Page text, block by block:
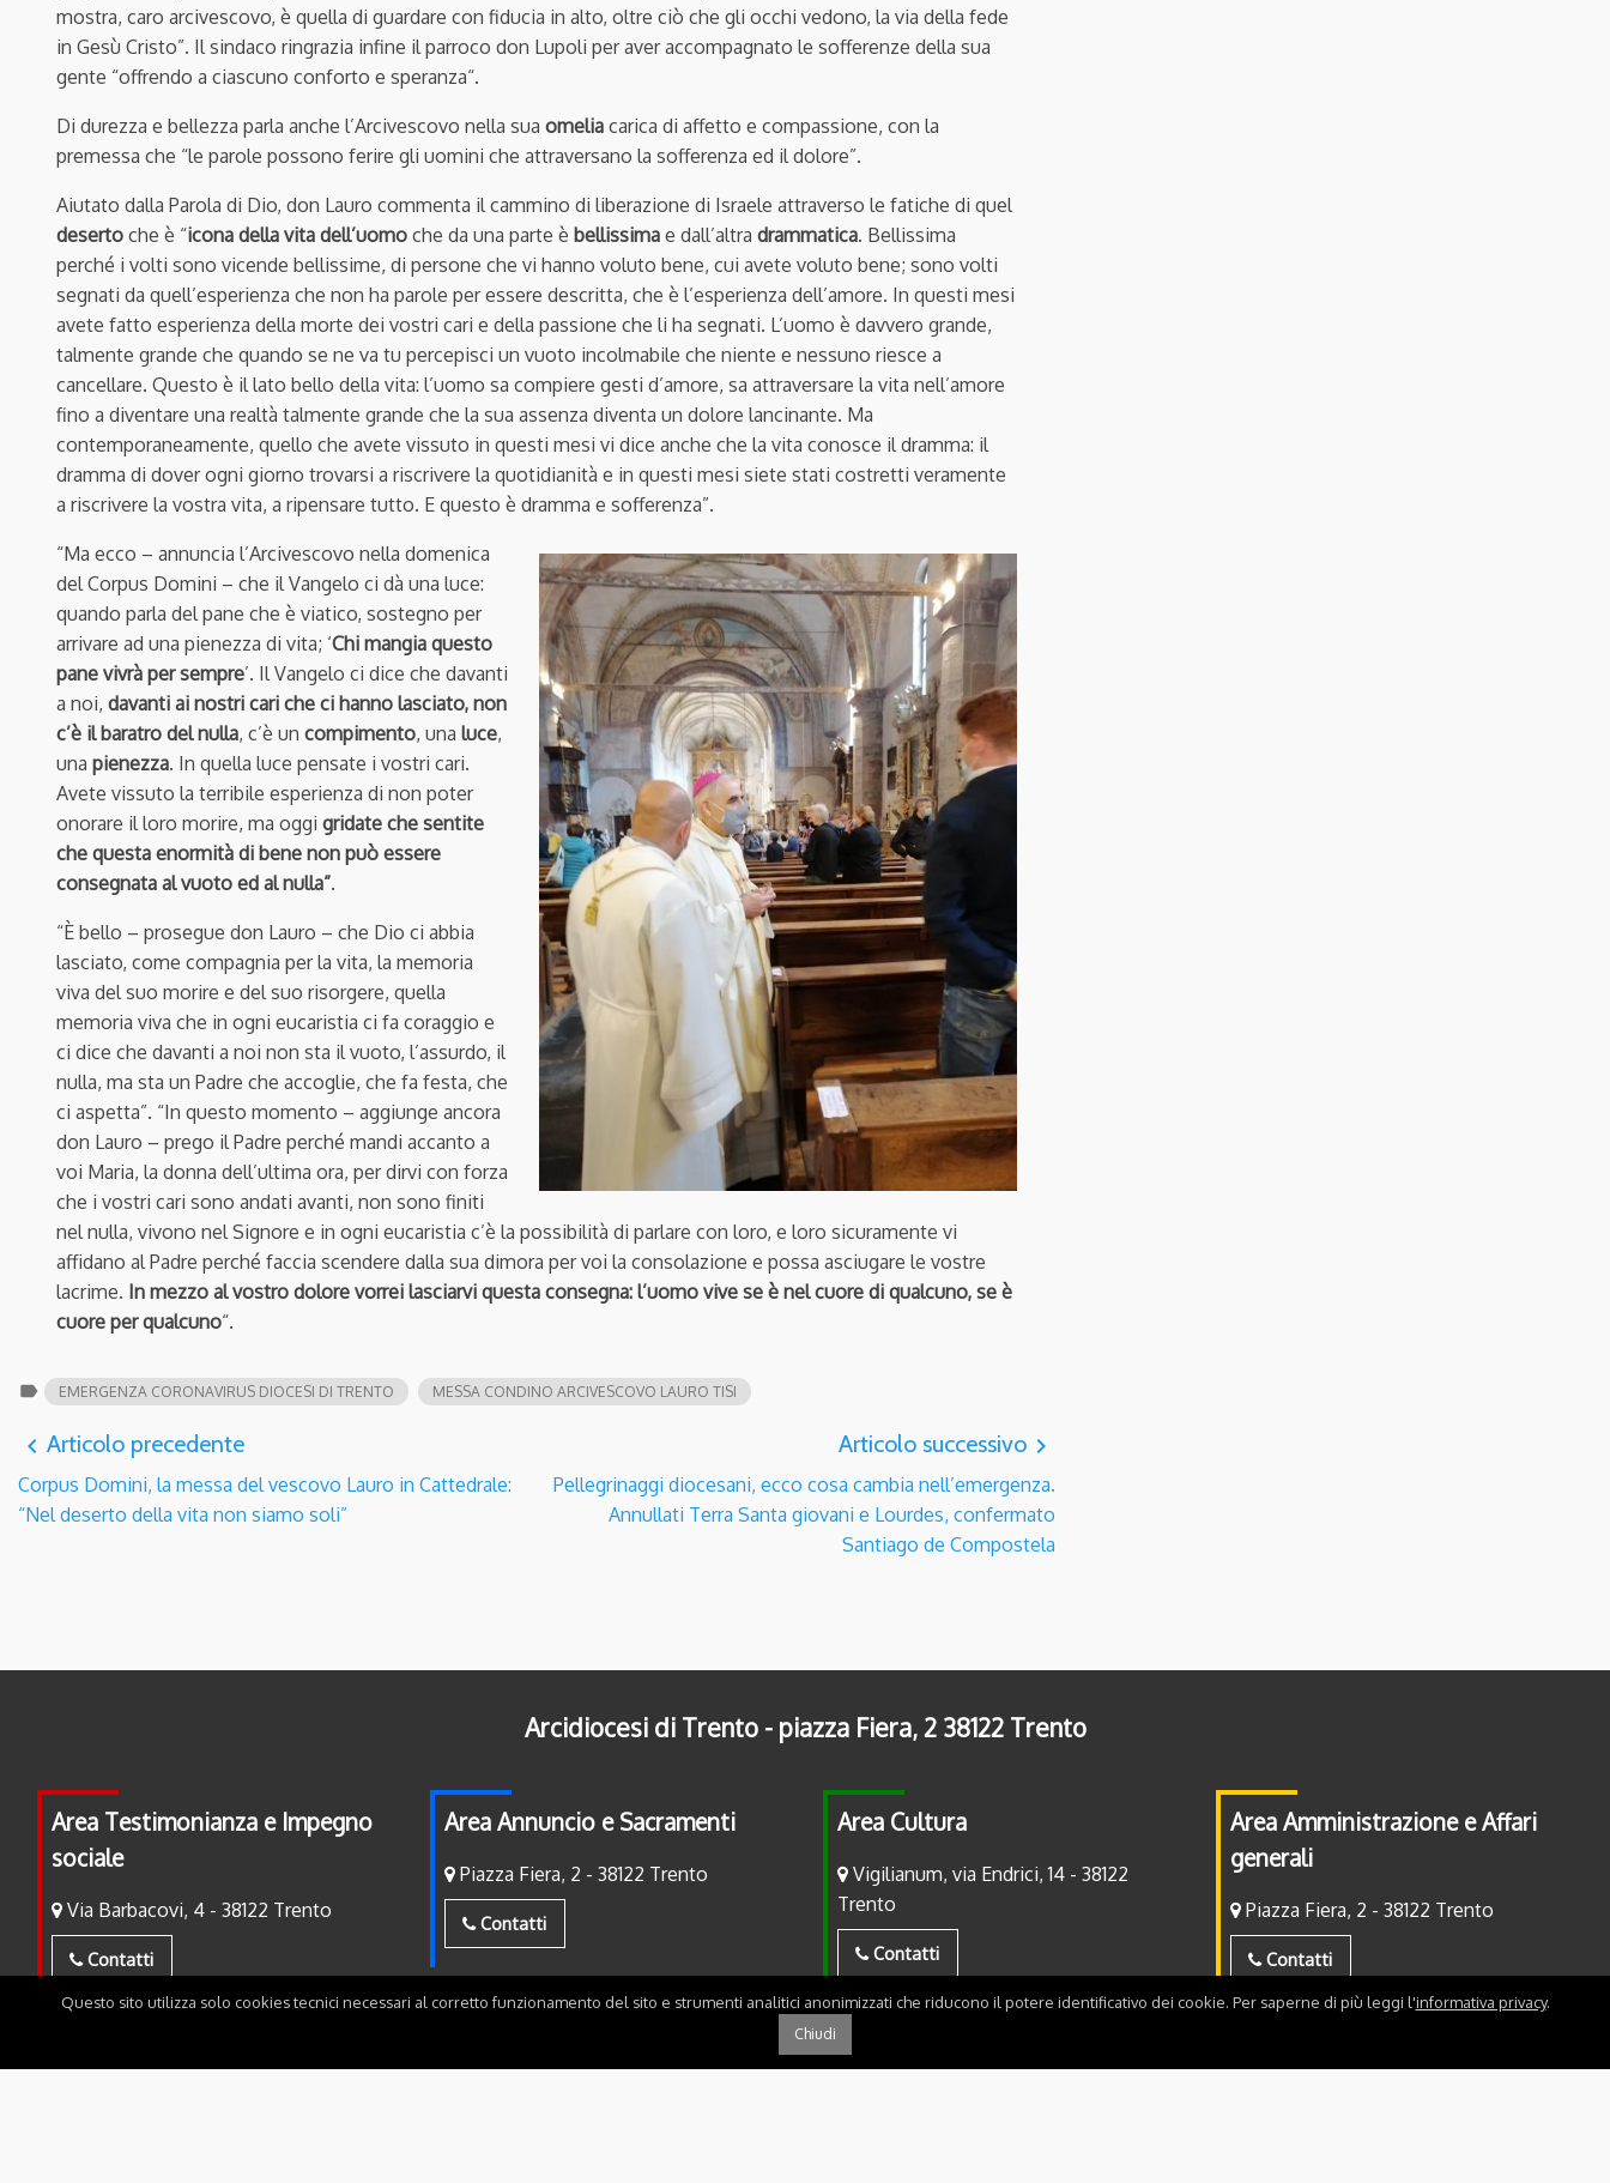
mostra, caro arcivescovo, è quella di guardare con fiducia in alto, oltre ciò che gli occhi vedono, la via della fede
in Gesù Cristo”. Il sindaco ringrazia infine il parroco don Lupoli per aver accompagnato le sofferenze della sua
gente “offrendo a ciascuno conforto e speranza“.
Di durezza e bellezza parla anche l’Arcivescovo nella sua omelia carica di affetto e compassione, con la
premessa che “le parole possono ferire gli uomini che attraversano la sofferenza ed il dolore”.
Aiutato dalla Parola di Dio, don Lauro commenta il cammino di liberazione di Israele attraverso le fatiche di quel
deserto che è “icona della vita dell’uomo che da una parte è bellissima e dall’altra drammatica. Bellissima
perché i volti sono vicende bellissime, di persone che vi hanno voluto bene, cui avete voluto bene; sono volti
segnati da quell’esperienza che non ha parole per essere descritta, che è l’esperienza dell’amore. In questi mesi
avete fatto esperienza della morte dei vostri cari e della passione che li ha segnati. L’uomo è davvero grande,
talmente grande che quando se ne va tu percepisci un vuoto incolmabile che niente e nessuno riesce a
cancellare. Questo è il lato bello della vita: l’uomo sa compiere gesti d’amore, sa attraversare la vita nell’amore
fino a diventare una realtà talmente grande che la sua assenza diventa un dolore lancinante. Ma
contemporaneamente, quello che avete vissuto in questi mesi vi dice anche che la vita conosce il dramma: il
dramma di dover ogni giorno trovarsi a riscrivere la quotidianità e in questi mesi siete stati costretti veramente
a riscrivere la vostra vita, a ripensare tutto. E questo è dramma e sofferenza”.
“Ma ecco – annuncia l’Arcivescovo nella domenica
del Corpus Domini – che il Vangelo ci dà una luce:
quando parla del pane che è viatico, sostegno per
arrivare ad una pienezza di vita; ‘Chi mangia questo
pane vivrà per sempre’. Il Vangelo ci dice che davanti
a noi, davanti ai nostri cari che ci hanno lasciato, non
c’è il baratro del nulla, c’è un compimento, una luce,
una pienezza. In quella luce pensate i vostri cari.
Avete vissuto la terribile esperienza di non poter
onorare il loro morire, ma oggi gridate che sentite
che questa enormità di bene non può essere
consegnata al vuoto ed al nulla”.
“È bello – prosegue don Lauro – che Dio ci abbia
lasciato, come compagnia per la vita, la memoria
viva del suo morire e del suo risorgere, quella
memoria viva che in ogni eucaristia ci fa coraggio e
ci dice che davanti a noi non sta il vuoto, l’assurdo, il
nulla, ma sta un Padre che accoglie, che fa festa, che
ci aspetta”. “In questo momento – aggiunge ancora
don Lauro – prego il Padre perché mandi accanto a
voi Maria, la donna dell’ultima ora, per dirvi con forza
che i vostri cari sono andati avanti, non sono finiti
nel nulla, vivono nel Signore e in ogni eucaristia c’è la possibilità di parlare con loro, e loro sicuramente vi
affidano al Padre perché faccia scendere dalla sua dimora per voi la consolazione e possa asciugare le vostre
lacrime. In mezzo al vostro dolore vorrei lasciarvi questa consegna: l’uomo vive se è nel cuore di qualcuno, se è
cuore per qualcuno“.
label EMERGENZA CORONAVIRUS DIOCESI DI TRENTO MESSA CONDINO ARCIVESCOVO LAURO TISI
navigate_before Articolo precedente
Corpus Domini, la messa del vescovo Lauro in Cattedrale:
“Nel deserto della vita non siamo soli”
Articolo successivo navigate_next
Pellegrinaggi diocesani, ecco cosa cambia nell’emergenza.
Annullati Terra Santa giovani e Lourdes, confermato
Santiago de Compostela
Arcidiocesi di Trento - piazza Fiera, 2 38122 Trento
Area Testimonianza e Impegno
sociale
Via Barbacovi, 4 - 38122 Trento
Contatti
Area Annuncio e Sacramenti
Piazza Fiera, 2 - 38122 Trento
Contatti
Area Cultura
Vigilianum, via Endrici, 14 - 38122
Trento
Contatti
Area Amministrazione e Affari
generali
Piazza Fiera, 2 - 38122 Trento
Contatti
Questo sito utilizza solo cookies tecnici necessari al corretto funzionamento del sito e strumenti analitici anonimizzati che riducono il potere identificativo dei cookie. Per saperne di più leggi l'informativa privacy.
Chiudi